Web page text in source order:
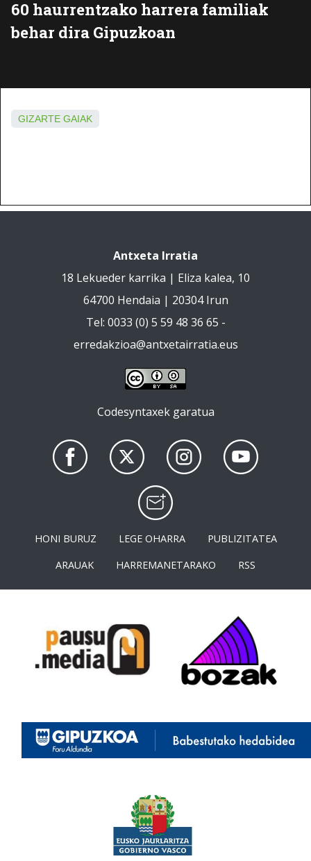
60 haurrentzako harrera familiak
behar dira Gipuzkoan
GIZARTE GAIAK
Antxeta Irratia
18 Lekueder karrika | Eliza kalea, 10
64700 Hendaia | 20304 Irun
Tel: 0033 (0) 5 59 48 36 65 -
erredakzioa@antxetairratia.eus
Codesyntaxek garatua
HONI BURUZ LEGE OHARRA
PUBLIZITATEA
ARAUAK
HARREMANETARAKO RSS